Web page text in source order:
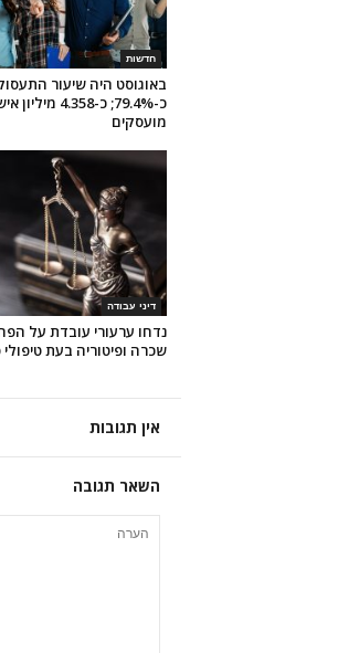
חדשות
באוגוסט היה שיעור
כ-79.4%; כ-4.358
מועסקים
דיני עבודה
נדחו ערעורי עובדת על
שכרה ופיטוריה בעת טיפולי
אין תגובות
השאר תגובה